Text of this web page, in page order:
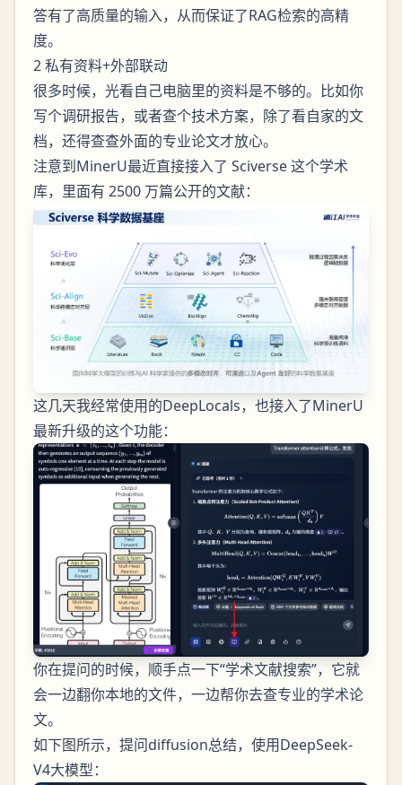
答有了高质量的输入，从而保证了RAG检索的高精
度。
2 私有资料+外部联动
很多时候，光看自己电脑里的资料是不够的。比如你
写个调研报告，或者查个技术方案，除了看自家的文
档，还得查查外面的专业论文才放心。
注意到MinerU最近直接接入了 Sciverse 这个学术
库，里面有 2500 万篇公开的文献：
这几天我经常使用的DeepLocals，也接入了MinerU
最新升级的这个功能：
你在提问的时候，顺手点一下“学术文献搜索”，它就
会一边翻你本地的文件，一边帮你去查专业的学术论
文。
如下图所示，提问diffusion总结，使用DeepSeek-
V4大模型：